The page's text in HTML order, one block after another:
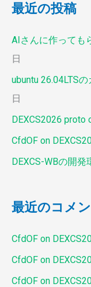
最近の投稿
AIさんに作っても
日
ubuntu 26.04LTS
日
DEXCS2026 proto
CfdOF on
DEXCS-WBの開発
最近のコメ
CfdOF on
CfdOF on
CfdOF on